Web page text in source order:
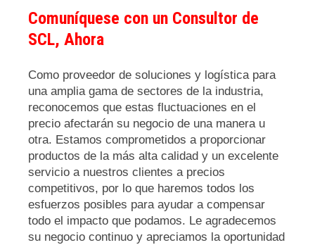
Comuníquese con un Consultor de
SCL, Ahora
Como proveedor de soluciones y logística para
una amplia gama de sectores de la industria,
reconocemos que estas fluctuaciones en el
precio afectarán su negocio de una manera u
otra. Estamos comprometidos a proporcionar
productos de la más alta calidad y un excelente
servicio a nuestros clientes a precios
competitivos, por lo que haremos todos los
esfuerzos posibles para ayudar a compensar
todo el impacto que podamos. Le agradecemos
su negocio continuo y apreciamos la oportunidad